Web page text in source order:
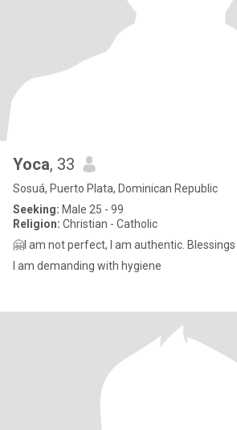
Yoca, 33
Sosuá, Puerto Plata, Dominican Republic
Seeking: Male 25 - 99
Religion: Christian - Catholic
🤗I am not perfect, I am authentic. Blessings
I am demanding with hygiene